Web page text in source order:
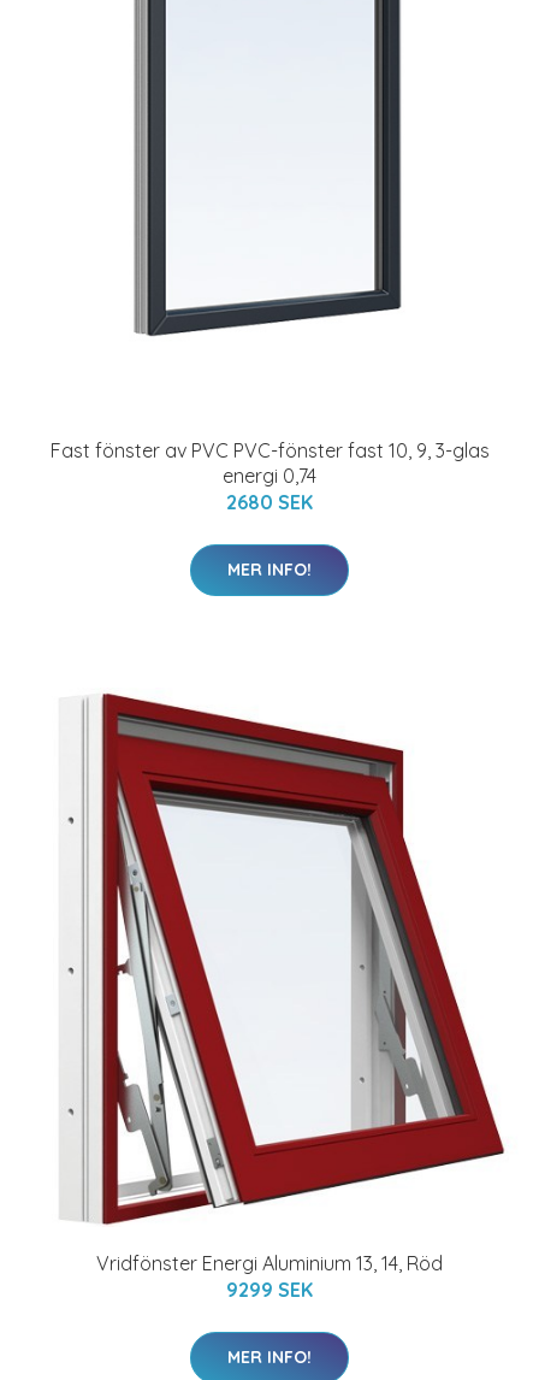
Fast fönster av PVC PVC-fönster fast 10, 9, 3-glas
energi 0,74
2680 SEK
MER INFO!
Vridfönster Energi Aluminium 13, 14, Röd
9299 SEK
MER INFO!